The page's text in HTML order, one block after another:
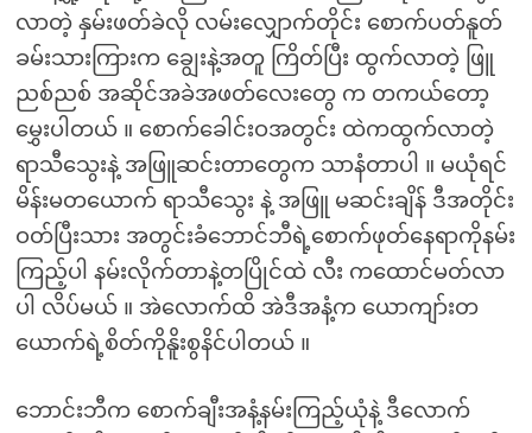
လာတဲ့ နှမ်းဖတ်ခဲလို လမ်းလျှောက်တိုင်း စောက်ပတ်နူတ်
ခမ်းသားကြားက ချွေးနဲ့အတူ ကြိတ်ပြီး ထွက်လာတဲ့ ဖြူ
ညစ်ညစ် အဆိုင်အခဲအဖတ်လေးတွေ က တကယ်တော့
မွှေးပါတယ် ။ စောက်ခေါင်းဝအတွင်း ထဲကထွက်လာတဲ့
ရာသီသွေးနဲ့ အဖြူဆင်းတာတွေက သာနံတာပါ ။ မယုံရင်
မိန်းမတယောက် ရာသီသွေး နဲ့ အဖြူ မဆင်းချိန် ဒီအတိုင်း
ဝတ်ပြီးသား အတွင်းခံဘောင်ဘီရဲ့စောက်ဖုတ်နေရာကိုနမ်း
ကြည့်ပါ နမ်းလိုက်တာနဲ့တပြိုင်ထဲ လီး ကထောင်မတ်လာ
ပါ လိပ်မယ် ။ အဲလောက်ထိ အဲဒီအနံ့က ယောကျာ်းတ
ယောက်ရဲ့စိတ်ကိုနိူးစွနိင်ပါတယ် ။
ဘောင်းဘီက စောက်ချီးအနံ့နမ်းကြည့်ယုံနဲ့ ဒီလောက်